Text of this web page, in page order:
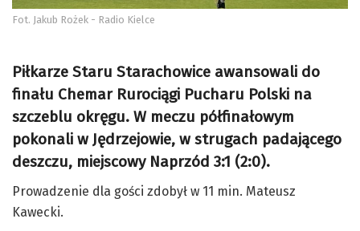
Fot. Jakub Rożek - Radio Kielce
Piłkarze Staru Starachowice awansowali do
finału Chemar Rurociągi Pucharu Polski na
szczeblu okręgu. W meczu półfinałowym
pokonali w Jędrzejowie, w strugach padającego
deszczu, miejscowy Naprzód 3:1 (2:0).
Prowadzenie dla gości zdobył w 11 min. Mateusz
Kawecki.